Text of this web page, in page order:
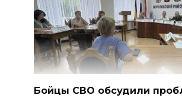
Бойцы СВО обсудили